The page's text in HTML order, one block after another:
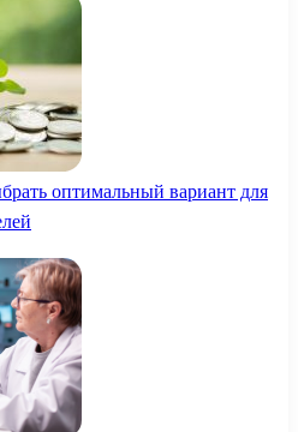
оптимальный вариант для